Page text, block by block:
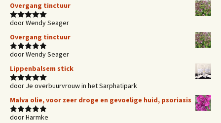
Overgang tinctuur
Waardering
door Wendy Seager
Overgang tinctuur
Waardering
door Wendy Seager
Lippenbalsem stick
Waardering
door Je overbuurvrouw in het Sarphatipark
Malva olie, voor zeer droge en gevoelige huid, psoriasis
Waardering
door Harmke